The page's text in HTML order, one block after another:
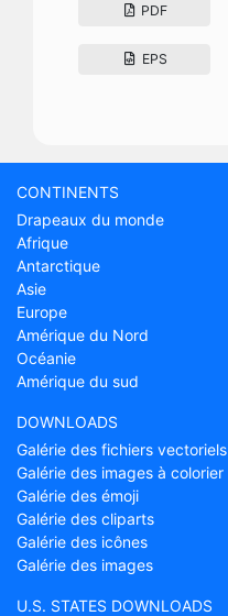
PDF
EPS
CONTINENTS
Drapeaux du monde
Afrique
Antarctique
Asie
Europe
Amérique du Nord
Océanie
Amérique du sud
DOWNLOADS
Galérie des fichiers vectoriels
Galérie des images à colorier
Galérie des émoji
Galérie des cliparts
Galérie des icônes
Galérie des images
U.S. STATES DOWNLOADS